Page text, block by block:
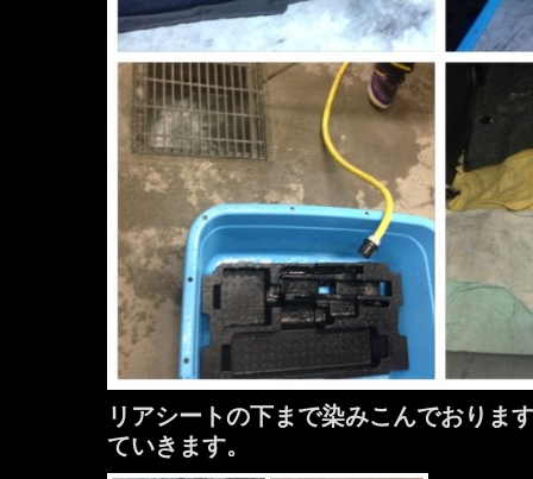
リアシートの下まで染みこんでおりま
ていきます。